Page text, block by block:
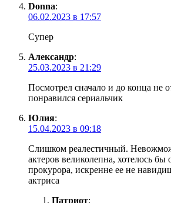
Donna:
06.02.2023 в 17:57
Супер
Александр:
25.03.2023 в 21:29
Посмотрел сначало и до конца не
понравился сериальчик
Юлия:
15.04.2023 в 09:18
Слишком реалестичный.
актеров великолепна, хотелось бы
прокурора, искренне ее не
актриса
Патриот: